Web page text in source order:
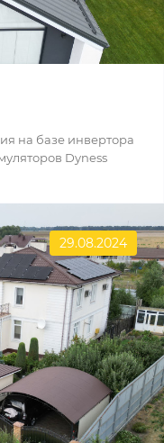
на базе инвертора
Dyness
29.08.2024